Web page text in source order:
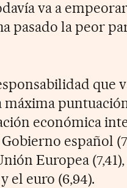
va a empeorar
pasado la peor
que
económica
Gobierno español
Europea
el euro (6,94).